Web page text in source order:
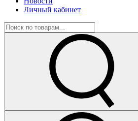
Личный кабинет